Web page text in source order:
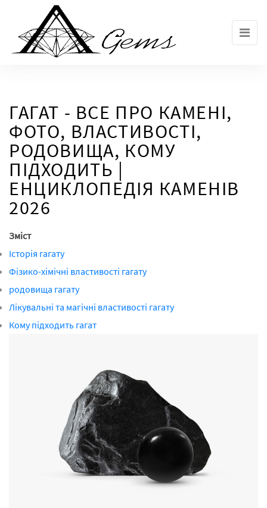
ГАГАТ - ВСЕ ПРО КАМЕНІ,
ФОТО, ВЛАСТИВОСТІ,
РОДОВИЩА, КОМУ
ПІДХОДИТЬ |
ЕНЦИКЛОПЕДІЯ КАМЕНІВ
2026
Зміст
Історія гагату
Фізико-хімічні властивості гагату
родовища гагату
Лікувальні та магічні властивості гагату
Кому підходить гагат